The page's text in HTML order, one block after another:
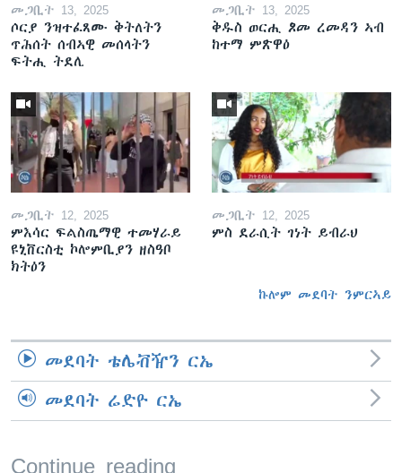
መጋቢት 13, 2025
ሶርያ ንዝተፈጸሙ ቅትለትን
ጥሕሰት ሰብኣዊ መሰላትን
ፍትሒ ትደሊ
መጋቢት 13, 2025
ቅዱስ ወርሒ ጾመ ረመዳን ኣብ
ከተማ ምጽዋዕ
መጋቢት 12, 2025
ምእሳር ፍልስጤማዊ ተመሃራይ
ዩኒቨርስቲ ኮሎምቢያን ዘስዓቦ
ክትዕን
መጋቢት 12, 2025
ምስ ደራሲት ገነት ይብራህ
ኩሎም መደባት ንምርኣይ
መደባት ቴሌቭዥን ርኤ
መደባት ሬድዮ ርኤ
Continue reading